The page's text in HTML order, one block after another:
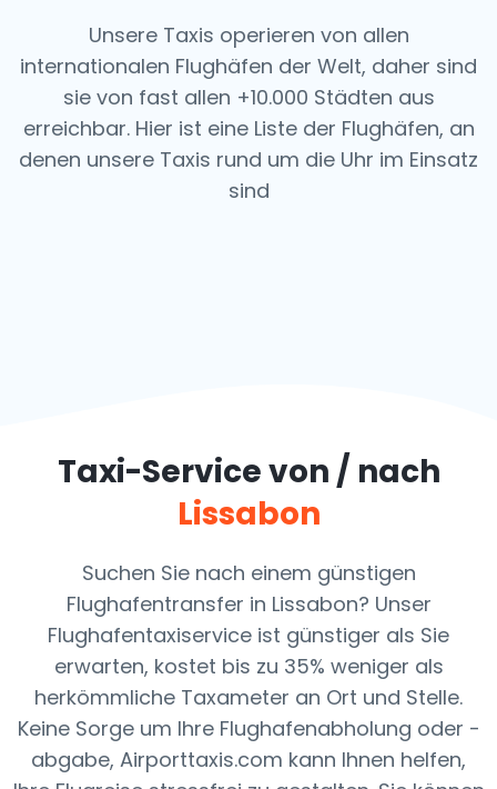
Unsere Taxis operieren von allen
internationalen Flughäfen der Welt, daher sind
sie von fast allen +10.000 Städten aus
erreichbar. Hier ist eine Liste der Flughäfen, an
denen unsere Taxis rund um die Uhr im Einsatz
sind
Taxi-Service von / nach
Lissabon
Suchen Sie nach einem günstigen
Flughafentransfer in Lissabon? Unser
Flughafentaxiservice ist günstiger als Sie
erwarten, kostet bis zu 35% weniger als
herkömmliche Taxameter an Ort und Stelle.
Keine Sorge um Ihre Flughafenabholung oder -
abgabe, Airporttaxis.com kann Ihnen helfen,